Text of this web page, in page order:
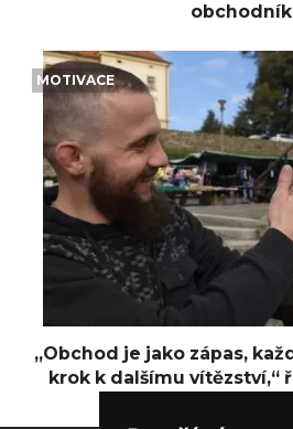
MOTIVACE
„Obchod je jako zápas,
krok k dalšímu vítězství,“